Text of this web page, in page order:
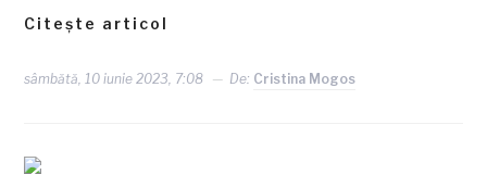
Citește articol
sâmbătă, 10 iunie 2023, 7:08 De: Cristina Mogos